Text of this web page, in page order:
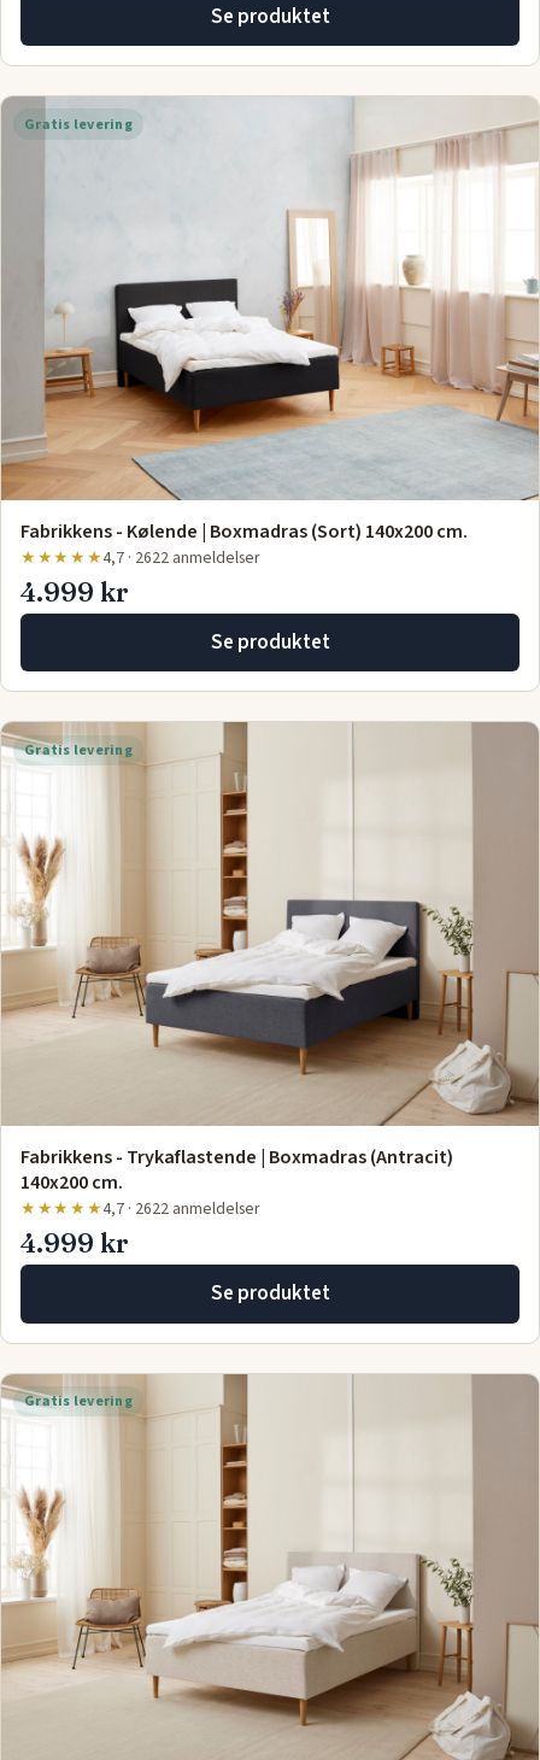
Se produktet
Gratis levering
Fabrikkens - Kølende | Boxmadras (Sort) 140x200 cm.
★★★★★4,7 · 2622 anmeldelser
4.999 kr
Se produktet
Gratis levering
Fabrikkens - Trykaflastende | Boxmadras (Antracit)
140x200 cm.
★★★★★4,7 · 2622 anmeldelser
4.999 kr
Se produktet
Gratis levering